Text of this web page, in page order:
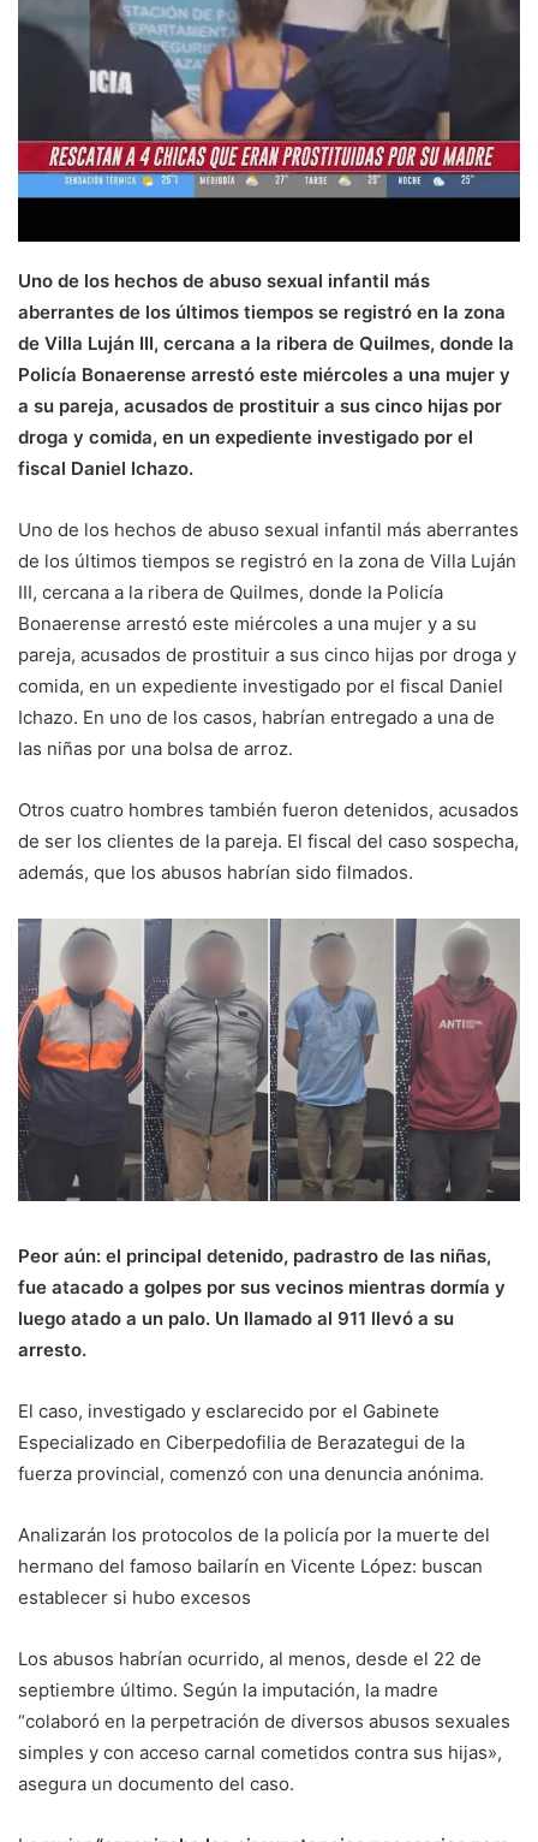
Uno de los hechos de abuso sexual infantil más
aberrantes de los últimos tiempos se registró en la zona
de Villa Luján III, cercana a la ribera de Quilmes, donde la
Policía Bonaerense arrestó este miércoles a una mujer y
a su pareja, acusados de prostituir a sus cinco hijas por
droga y comida, en un expediente investigado por el
fiscal Daniel Ichazo.
Uno de los hechos de abuso sexual infantil más aberrantes
de los últimos tiempos se registró en la zona de Villa Luján
III, cercana a la ribera de Quilmes, donde la Policía
Bonaerense arrestó este miércoles a una mujer y a su
pareja, acusados de prostituir a sus cinco hijas por droga y
comida, en un expediente investigado por el fiscal Daniel
Ichazo. En uno de los casos, habrían entregado a una de
las niñas por una bolsa de arroz.
Otros cuatro hombres también fueron detenidos, acusados
de ser los clientes de la pareja. El fiscal del caso sospecha,
además, que los abusos habrían sido filmados.
Peor aún: el principal detenido, padrastro de las niñas,
fue atacado a golpes por sus vecinos mientras dormía y
luego atado a un palo. Un llamado al 911 llevó a su
arresto.
El caso, investigado y esclarecido por el Gabinete
Especializado en Ciberpedofilia de Berazategui de la
fuerza provincial, comenzó con una denuncia anónima.
Analizarán los protocolos de la policía por la muerte del
hermano del famoso bailarín en Vicente López: buscan
establecer si hubo excesos
Los abusos habrían ocurrido, al menos, desde el 22 de
septiembre último. Según la imputación, la madre
“colaboró en la perpetración de diversos abusos sexuales
simples y con acceso carnal cometidos contra sus hijas»,
asegura un documento del caso.